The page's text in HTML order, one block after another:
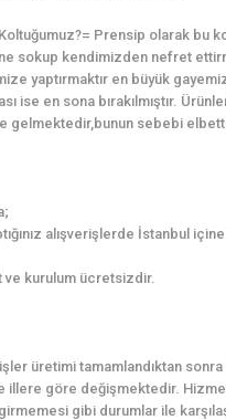
Prensip olarak bu
sokup kendimizden nefret
yaptırmaktır en büyük
ise en sona bırakılmıştır.
gelmektedir,bunun sebebi
alışverişlerde İstanbul
ve kurulum ücretsizdir.
üretimi tamamlandıktan
göre değişmektedir.
gibi durumlar ile